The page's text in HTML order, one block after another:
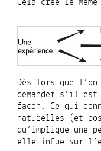
Dès lors que
demander s’il
façon. Ce qui
naturelles (et
qu’implique une
elle influe sur